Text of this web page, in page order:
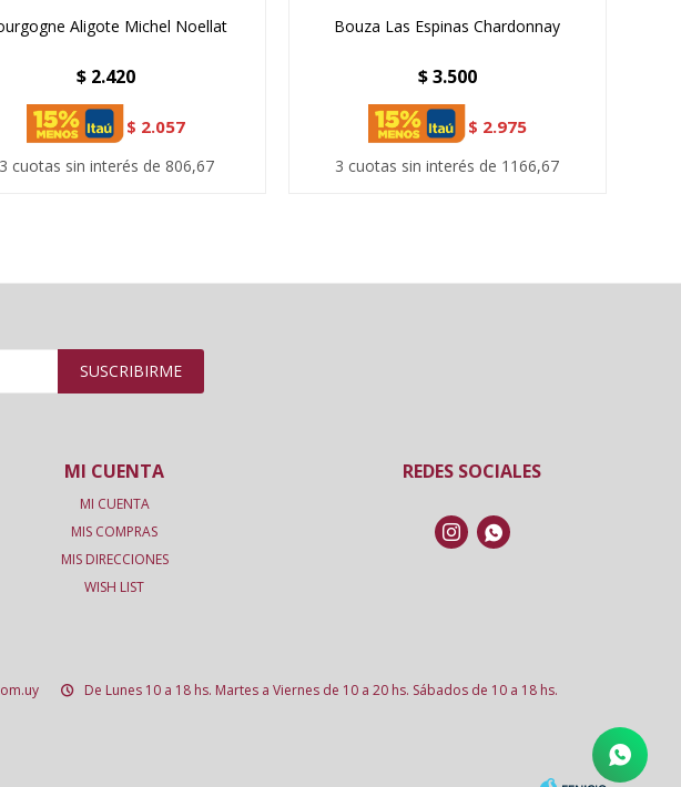
Aligote Michel Noellat
$ 2.420
$ 2.057
3 cuotas sin interés de 806,67
Bouza Las Espinas Chardonnay
$3.500
$ 2.975
3 cuotas sin interés de 1166,67
SUSCRIBIRME
REDES SOCIALES
 
De Lunes 10 a 18 hs. Martes a Viernes de 10 a 20 hs. Sábados de 10 a 18 hs.
MI CUENTA
MI CUENTA
MIS COMPRAS
MIS DIRECCIONES
WISH LIST